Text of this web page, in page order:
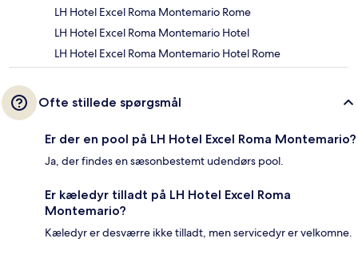
LH Hotel Excel Roma Montemario Rome
LH Hotel Excel Roma Montemario Hotel
LH Hotel Excel Roma Montemario Hotel Rome
Ofte stillede spørgsmål
Er der en pool på LH Hotel Excel Roma Montemario?
Ja, der findes en sæsonbestemt udendørs pool.
Er kæledyr tilladt på LH Hotel Excel Roma
Montemario?
Kæledyr er desværre ikke tilladt, men servicedyr er velkomne.